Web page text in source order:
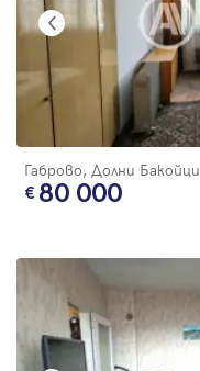
Габрово, Долни Бакойци
80 000